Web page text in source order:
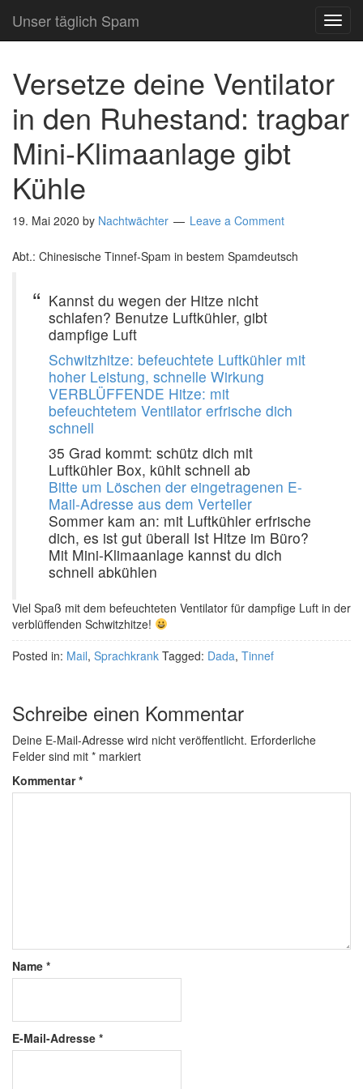
Unser täglich Spam
Versetze deine Ventilator
in den Ruhestand: tragbar
Mini-Klimaanlage gibt
Kühle
19. Mai 2020 by Nachtwächter Leave a Comment
Abt.: Chinesische Tinnef-Spam in bestem Spamdeutsch
Kannst du wegen der Hitze nicht
schlafen? Benutze Luftkühler, gibt
dampfige Luft
Schwitzhitze: befeuchtete Luftkühler mit
hoher Leistung, schnelle Wirkung
VERBLÜFFENDE Hitze: mit
befeuchtetem Ventilator erfrische dich
schnell
35 Grad kommt: schütz dich mit
Luftkühler Box, kühlt schnell ab
Bitte um Löschen der eingetragenen E-
Mail-Adresse aus dem Verteiler
Sommer kam an: mit Luftkühler erfrische
dich, es ist gut überall Ist Hitze im Büro?
Mit Mini-Klimaanlage kannst du dich
schnell abkühlen
Viel Spaß mit dem befeuchteten Ventilator für dampfige Luft in der
verblüffenden Schwitzhitze!
Posted in: Mail, Sprachkrank Tagged: Dada, Tinnef
Schreibe einen Kommentar
Deine E-Mail-Adresse wird nicht veröffentlicht. Erforderliche
Felder sind mit * markiert
Kommentar*
Name *
E-Mail-Adresse *